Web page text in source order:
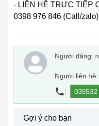
- LIÊN HỆ TRỰC TIẾP
0398 976 846 (Call/
Người đăng:
Người liên
:
035532
Gợi ý cho bạn